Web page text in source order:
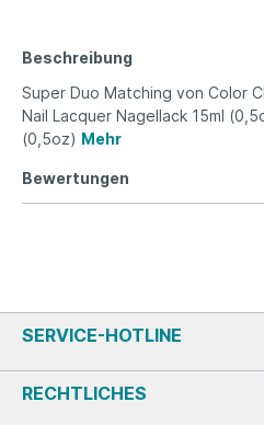
Beschreibung
Super Duo Matching von Color
Nail Lacquer Nagellack 15ml
(0,5oz) Mehr
Bewertungen
SERVICE-HOTLINE
RECHTLICHES